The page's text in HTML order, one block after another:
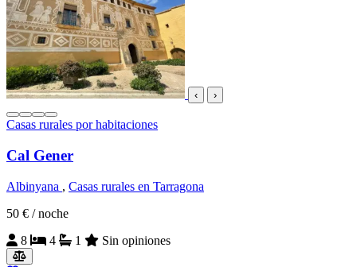
‹ ›
Casas rurales por habitaciones
Cal Gener
Albinyana , Casas rurales en Tarragona
50 € / noche
8
4 1 Sin opiniones